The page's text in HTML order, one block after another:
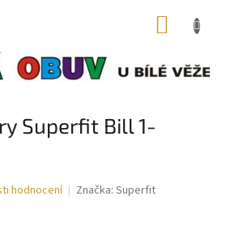
Superfit Bill 1-
hodnocení Značka: Superfit